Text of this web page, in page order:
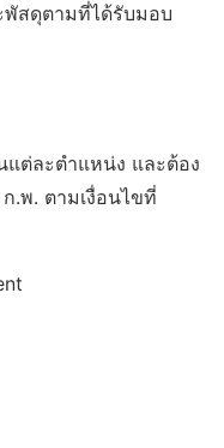
สดุตามที่ได้รับมอบ
ต่ละตำแหน่ง และต้อง
.พ. ตามเงื่อนไขที่